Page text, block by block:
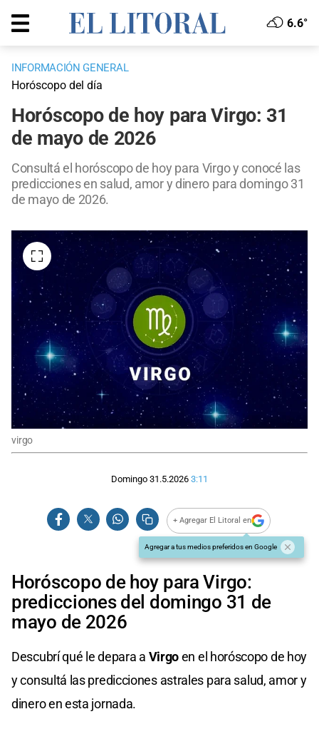
6.6°
INFORMACIÓN GENERAL
Horóscopo del día
Horóscopo de hoy para Virgo: 31
de mayo de 2026
Consultá el horóscopo de hoy para Virgo y conocé las
predicciones en salud, amor y dinero para domingo 31
de mayo de 2026.
virgo
Domingo 31.5.2026 3:11
+ Agregar El Litoral en
Agregar a tus medios preferidos en Google
Horóscopo de hoy para Virgo:
predicciones del domingo 31 de
mayo de 2026
Descubrí qué le depara a Virgoen el horóscopo de hoy
y consultá las predicciones astrales para salud, amor y
dinero en esta jornada.